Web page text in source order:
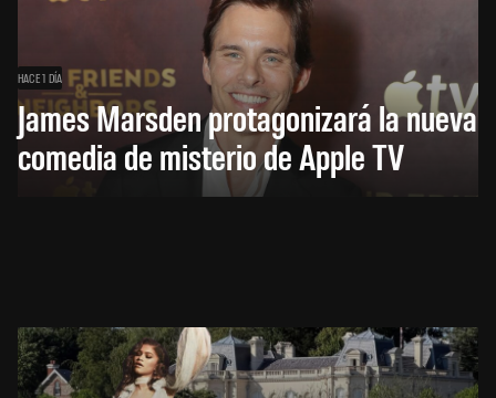
HACE 1 DÍA
James Marsden protagonizará la nueva
comedia de misterio de Apple TV